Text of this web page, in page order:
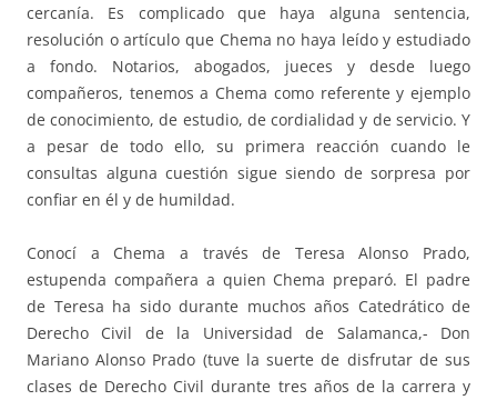
cercanía. Es complicado que haya alguna sentencia,
resolución o artículo que Chema no haya leído y estudiado
a fondo. Notarios, abogados, jueces y desde luego
compañeros, tenemos a Chema como referente y ejemplo
de conocimiento, de estudio, de cordialidad y de servicio. Y
a pesar de todo ello, su primera reacción cuando le
consultas alguna cuestión sigue siendo de sorpresa por
confiar en él y de humildad.
Conocí a Chema a través de Teresa Alonso Prado,
estupenda compañera a quien Chema preparó. El padre
de Teresa ha sido durante muchos años Catedrático de
Derecho Civil de la Universidad de Salamanca,- Don
Mariano Alonso Prado (tuve la suerte de disfrutar de sus
clases de Derecho Civil durante tres años de la carrera y